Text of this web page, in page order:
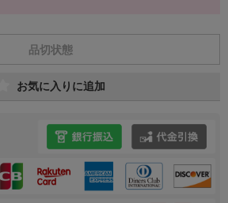
品切状態
お気に入りに追加